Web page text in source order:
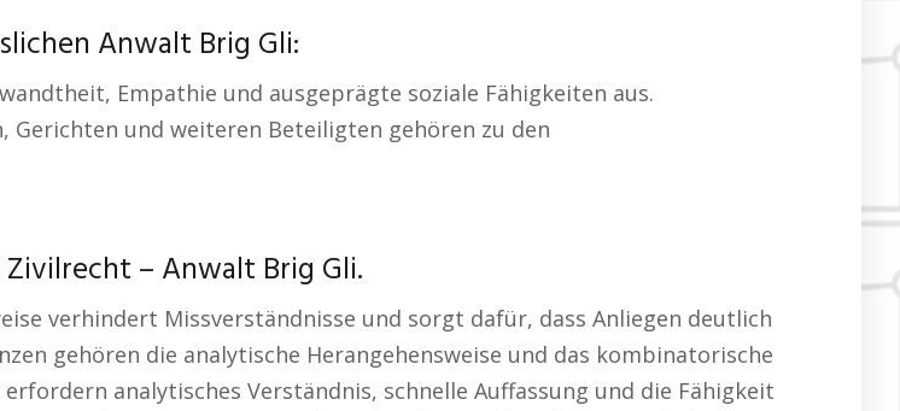
Anwalt Brig Gli:
Empathie und ausgeprägte soziale Fähigkeiten aus.
und weiteren Beteiligten gehören zu den
– Anwalt Brig Gli.
verhindert Missverständnisse und sorgt dafür, dass Anliegen deutlich
gehören die analytische Herangehensweise und das kombinatorische
analytisches Verständnis, schnelle Auffassung und die Fähigkeit